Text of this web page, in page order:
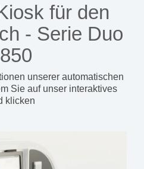
für den
- Serie Duo
unserer automatischen
Sie auf unser interaktives
klicken